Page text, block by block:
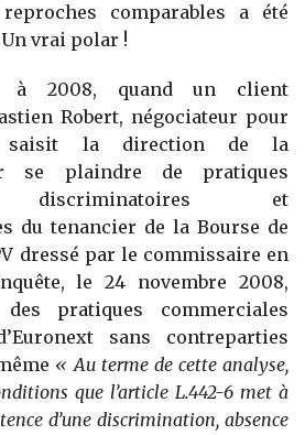
comparables a été
vrai polar !
à 2008, quand un client
Robert, négociateur pour
saisit la direction de la
se plaindre de pratiques
discriminatoires et
du tenancier de la Bourse de
dressé par le commissaire en
le 24 novembre 2008,
pratiques commerciales
sans contreparties
« Au terme de cette analyse,
que l’article L.442-6 met à
d’une discrimination, absence